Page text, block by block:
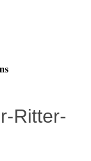
Ritter-